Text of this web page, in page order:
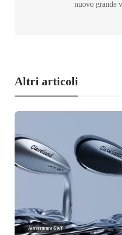
nuovo grande
Altri articoli
Attrezzatura Golf